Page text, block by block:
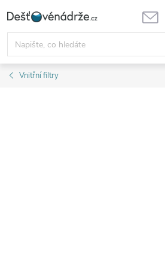
na
obsah
Vnitřní filtry